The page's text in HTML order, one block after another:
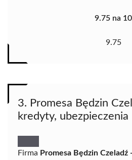
9.75 na 10
9.75
3. Promesa Będzin
kredyty, ubezpieczenia
Firma Promesa Będzin